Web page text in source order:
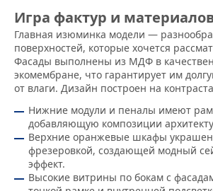
Игра фактур и
Главная изюминка модели —
поверхностей, которые хочется
Фасады выполнены из МДФ в
экомембране, что гарантирует им
от влаги. Дизайн построен на
Нижние модули и пеналы имеют
добавляющую композиции
Верхние оранжевые шкафы
фрезеровкой, создающей модный
эффект.
Высокие витрины по бокам с